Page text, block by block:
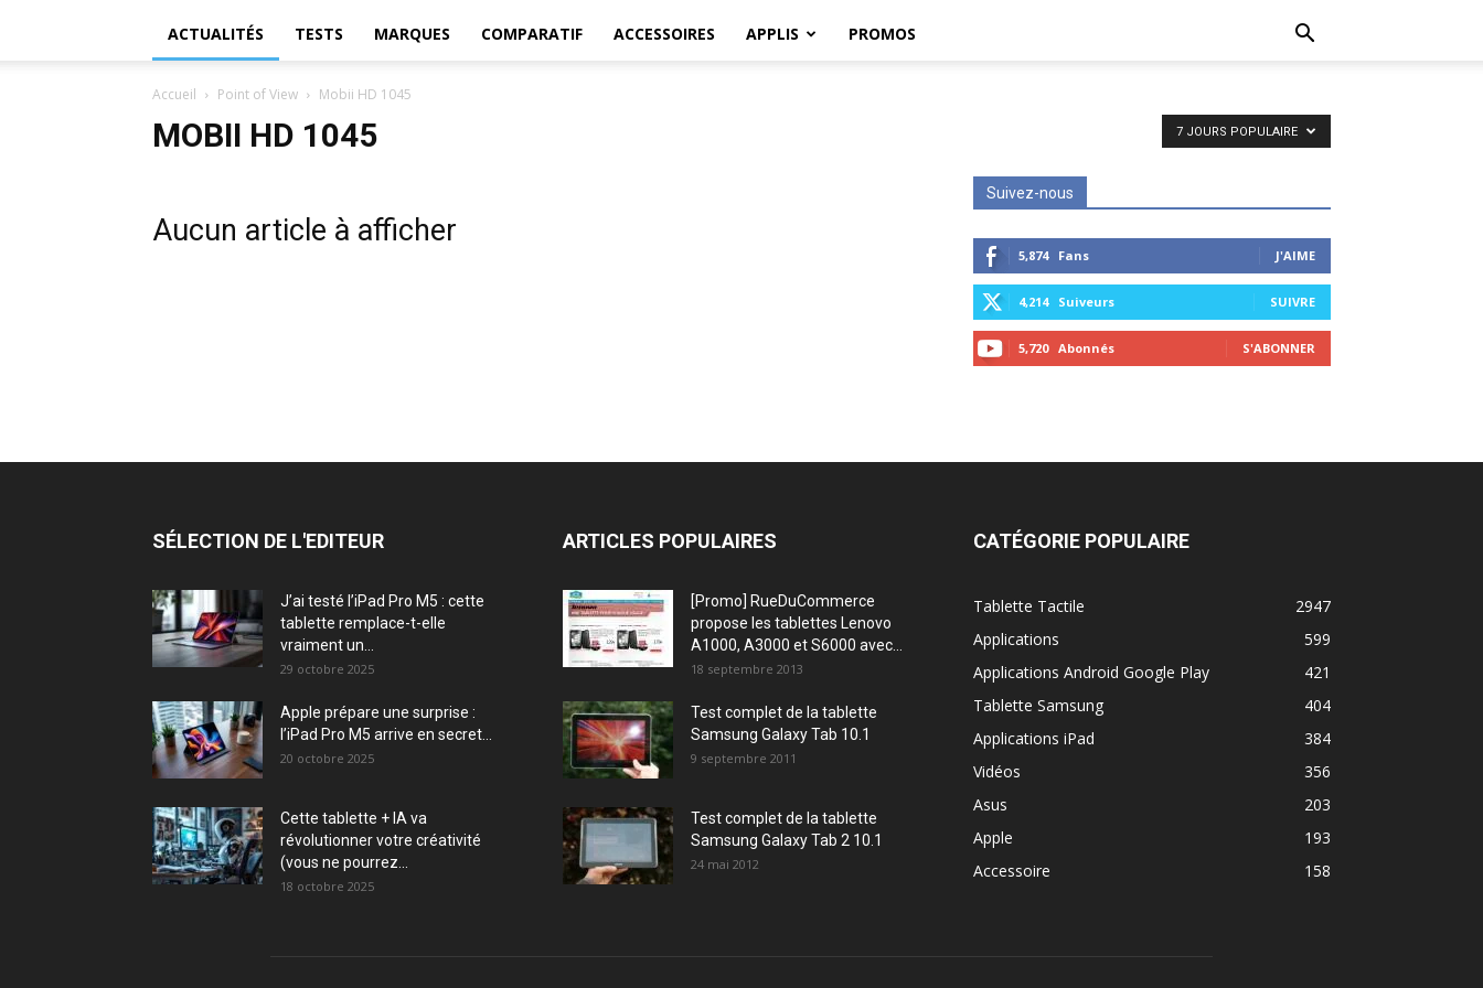
ACTUALITÉS TESTS MARQUES COMPARATIF ACCESSOIRES APPLIS PROMOS
Accueil Point of View Mobii HD 1045
MOBII HD 1045 7 JOURS POPULAIRE
Aucun article à afficher
Suivez-nous
5,874 Fans J'AIME
4,214 Suiveurs SUIVRE
5,720 Abonnés S'ABONNER
SÉLECTION DE L'EDITEUR
J’ai testé l’iPad Pro M5 : cette
tablette remplace-t-elle
vraiment un...
29 octobre 2025
Apple prépare une surprise :
l’iPad Pro M5 arrive en secret...
20 octobre 2025
Cette tablette + IA va
révolutionner votre créativité
(vous ne pourrez...
18 octobre 2025
ARTICLES POPULAIRES
[Promo] RueDuCommerce
propose les tablettes Lenovo
A1000, A3000 et S6000 avec...
18 septembre 2013
Test complet de la tablette
Samsung Galaxy Tab 10.1
9 septembre 2011
Test complet de la tablette
Samsung Galaxy Tab 2 10.1
24 mai 2012
CATÉGORIE POPULAIRE
Tablette Tactile
2947
Applications
599
Applications Android Google Play
421
Tablette Samsung
404
Applications iPad
384
Vidéos
356
Asus
203
Apple
193
Accessoire
158